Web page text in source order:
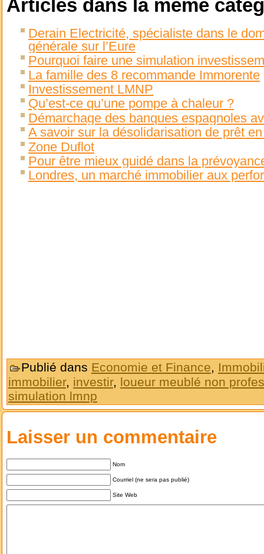
Articles dans la même
Derain Electricité, spécialiste dans le
générale sur l’Eure
Pourquoi faire une simulation
La famille des 8 recommande Immorente
Investissement LMNP
Qu’est-ce qu’une pompe à chaleur ?
Démarchage des banques espagnoles
A savoir sur la désolidarisation de prêt
Zone Duflot
Pour être mieux guidé dans la
Londres, un marché immobilier aux
Publié dans Economie et Finance,
immobilier, investir, loueur meublé non
simulation lmnp
Laisser un commentaire
Nom
Courriel (ne sera pas publié)
Site Web